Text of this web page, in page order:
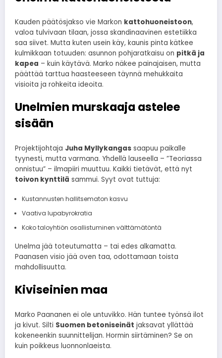
Kauden päätösjakso vie Markon kattohuoneistoon,
valoa tulvivaan tilaan, jossa skandinaavinen estetiikka
saa siivet. Mutta kuten usein käy, kaunis pinta kätkee
kulmikkaan totuuden: asunnon pohjaratkaisu on pitkä ja
kapea – kuin käytävä. Marko näkee painajaisen, mutta
päättää tarttua haasteeseen täynnä mehukkaita
visioita ja rohkeita ideoita.
Unelmien murskaaja astelee
sisään
Projektijohtaja Juha Myllykangas saapuu paikalle
tyynesti, mutta varmana. Yhdellä lauseella – ”Teoriassa
onnistuu” – ilmapiiri muuttuu. Kaikki tietävät, että nyt
toivon kynttilä sammui. Syyt ovat tuttuja:
Kustannusten hallitsematon kasvu
Vaativa lupabyrokratia
Koko taloyhtiön osallistuminen välttämätöntä
Unelma jää toteutumatta – tai edes alkamatta.
Paanasen visio jää oven taa, odottamaan toista
mahdollisuutta.
Kiviseinien maa
Marko Paananen ei ole untuvikko. Hän tuntee työnsä ilot
ja kivut. Silti Suomen betoniseinät jaksavat yllättää
kokeneenkin suunnittelijan. Hormin siirtäminen? Se on
kuin poikkeus luonnonlaeista.